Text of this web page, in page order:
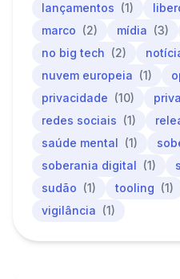
lançamentos (1)
marco (2) mídia (3)
no big tech (2)
nuvem europeia (1)
privacidade (10)
redes sociais (1)
saúde mental (1)
soberania digital (1)
sudão (1) tooling (1)
vigilância (1)